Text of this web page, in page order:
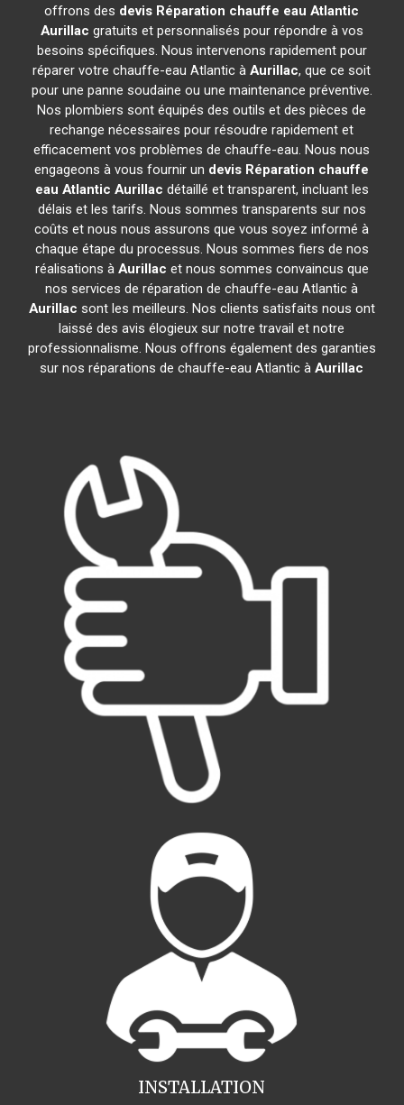
offrons des devis Réparation chauffe eau Atlantic
Aurillac gratuits et personnalisés pour répondre à vos
besoins spécifiques. Nous intervenons rapidement pour
réparer votre chauffe-eau Atlantic àAurillac, que ce soit
pour une panne soudaine ou une maintenance préventive.
Nos plombiers sont équipés des outils et des pièces de
rechange nécessaires pour résoudre rapidement et
efficacement vos problèmes de chauffe-eau. Nous nous
engageons à vous fournir un devis Réparation chauffe
eau Atlantic Aurillac détaillé et transparent, incluant les
délais et les tarifs. Nous sommes transparents sur nos
coûts et nous nous assurons que vous soyez informé à
chaque étape du processus. Nous sommes fiers de nos
réalisations à Aurillac et nous sommes convaincus que
nos services de réparation de chauffe-eau Atlantic à
Aurillac sont les meilleurs. Nos clients satisfaits nous ont
laissé des avis élogieux sur notre travail et notre
professionnalisme. Nous offrons également des garanties
sur nos réparations de chauffe-eau Atlantic àAurillac
INSTALLATION